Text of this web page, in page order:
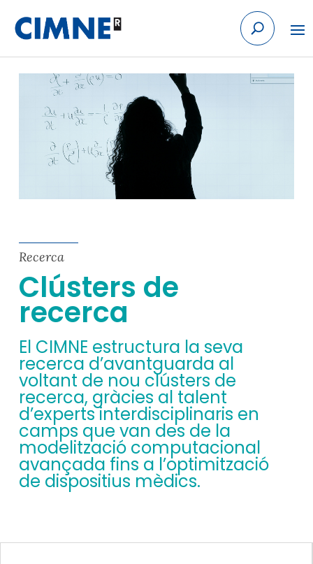
Recerca
Clústers de
recerca
El CIMNE estructura la seva
recerca d’avantguarda al
voltant de nou clústers de
recerca, gràcies al talent
d’experts interdisciplinaris en
camps que van des de la
modelització computacional
avançada fins a l’optimització
de dispositius mèdics.